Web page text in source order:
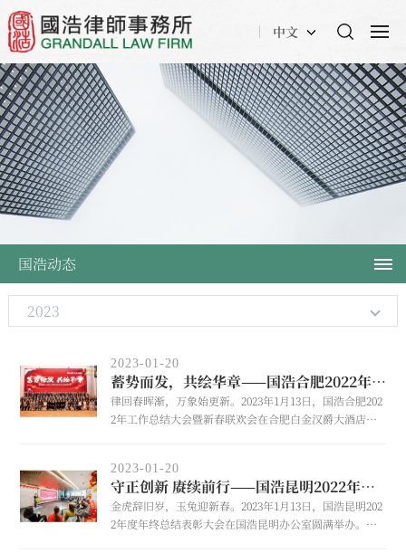
中文
国浩动态
2023
2023-01-20
蓄势而发，共绘华章——国浩合肥2022年工作总结大会暨新春联欢会圆满举行
律回春晖渐，万象始更新。2023年1月13日，国浩合肥202
2年工作总结大会暨新春联欢会在合肥白金汉爵大酒店圆
2023-01-20
守正创新 赓续前行——国浩昆明2022年终总结表彰大会圆满召开
金虎辞旧岁，玉兔迎新春。2023年1月13日，国浩昆明202
2年度年终总结表彰大会在国浩昆明办公室圆满举办。百